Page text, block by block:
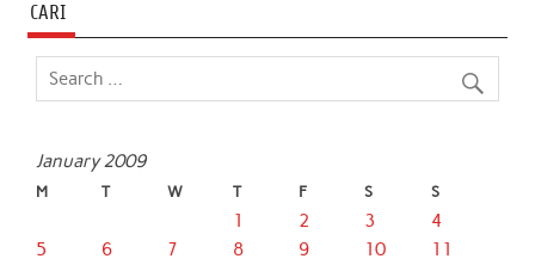
o
o
e
A
d
CARI
January 2009
M T W T F S S
1 2 3
4
5
6 7 8 9 10
11